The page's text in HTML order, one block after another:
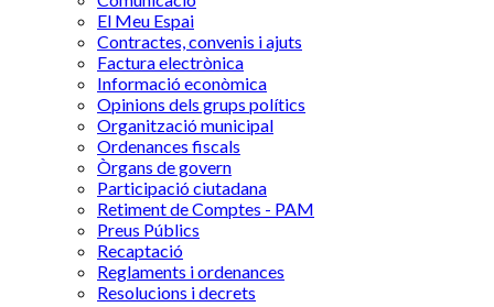
El Meu Espai
Contractes, convenis i ajuts
Factura electrònica
Informació econòmica
Opinions dels grups polítics
Organització municipal
Ordenances fiscals
Òrgans de govern
Participació ciutadana
Retiment de Comptes - PAM
Preus Públics
Recaptació
Reglaments i ordenances
Resolucions i decrets